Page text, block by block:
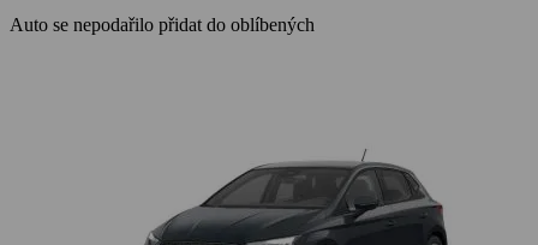
Auto se nepodařilo přidat do oblíbených